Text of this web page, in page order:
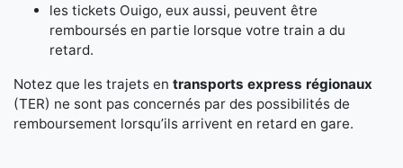
les tickets Ouigo, eux aussi, peuvent être
remboursés en partie lorsque votre train a du
retard.
Notez que les trajets en transports express régionaux
(TER) ne sont pas concernés par des possibilités de
remboursement lorsqu’ils arrivent en retard en gare.